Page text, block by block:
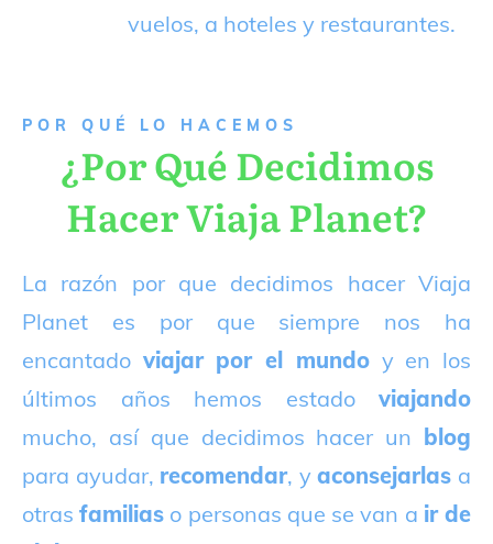
vuelos, a hoteles y restaurantes.
P OR QUÉ LO HACEMOS
¿Por Qué Decidimos
Hacer Viaja Planet?
La razón por que decidimos hacer Viaja
Planet es por que siempre nos ha
encantado viajar por el mundoy en los
últimos años hemos estado viajando
mucho, así que decidimos hacer un blog
para ayudar, recomendar, yaconsejarlas a
otrasfamilias o personas que se van a ir de